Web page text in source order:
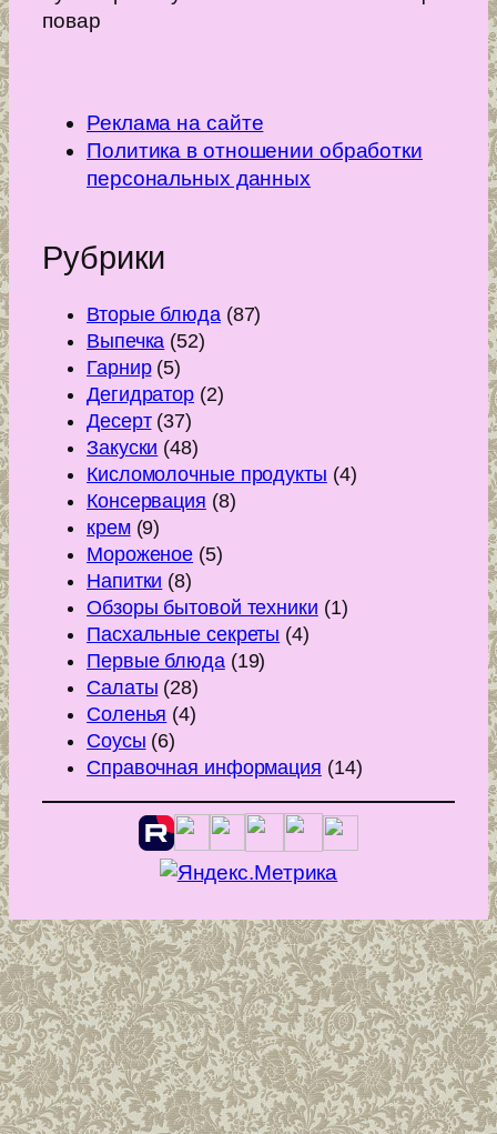
повар
Реклама на сайте
Политика в отношении обработки
персональных данных
Рубрики
Вторые блюда(87)
Выпечка (52)
Гарнир(5)
Дегидратор (2)
Десерт(37)
Закуски (48)
Кисломолочные продукты (4)
Консервация (8)
крем(9)
Мороженое (5)
Напитки (8)
Обзоры бытовой техники (1)
Пасхальные секреты (4)
Первые блюда(19)
Салаты (28)
Соленья (4)
Соусы (6)
Справочная информация (14)